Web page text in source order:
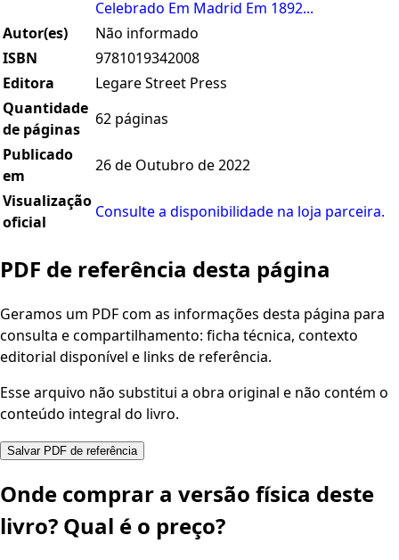
Celebrado Em Madrid Em 1892...
Autor(es)
Não informado
ISBN
9781019342008
Editora
Legare Street Press
Quantidade
de páginas
62 páginas
Publicado
em
26 de Outubro de 2022
Visualização
oficial
Consulte a disponibilidade na loja parceira.
PDF de referência desta página
Geramos um PDF com as informações desta página para
consulta e compartilhamento: ficha técnica, contexto
editorial disponível e links de referência.
Esse arquivo não substitui a obra original e não contém o
conteúdo integral do livro.
Salvar PDF de referência
Onde comprar a versão física deste
livro? Qual é o preço?